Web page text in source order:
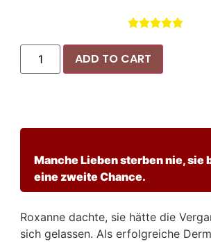

ADD TO CART
Manche Lieben sterben nie, sie
eine zweite Chance.
Roxanne dachte, sie hätte die
sich gelassen. Als erfolgreiche